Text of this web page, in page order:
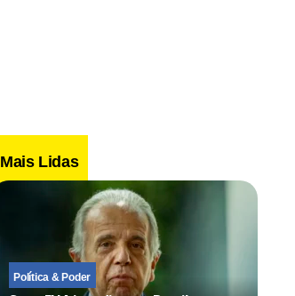
Mais Lidas
Política & Poder